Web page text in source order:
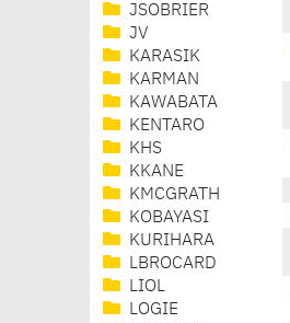
JSOBRIER
JV
KARASIK
KARMAN
KAWABATA
KENTARO
KHS
KKANE
KMCGRATH
KOBAYASI
KURIHARA
LBROCARD
LIOL
LOGIE